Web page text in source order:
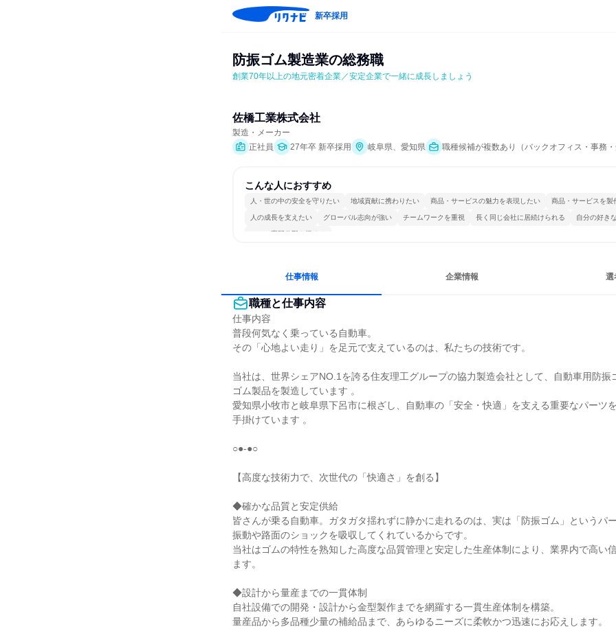
新卒採用
防振ゴム製造業の総務職
創業70年以上の地元密着企業／安定企業で一緒に成長しましょう
佐橋工業株式会社
製造・メーカー
正社員
27年卒 新卒採用 岐阜県、愛知県 職種候補が複数あり（バックオフィス・事務・
こんな人におすすめ
人・世の中の安全を守りたい 地域貢献に携わりたい 商品・サービスの魅力を表現したい 商品・サービスを製
人の成長を支えたい グローバル志向が強い チームワークを重視 長く同じ会社に居続けられる 自分の好き
一つの専門分野を極める
仕事情報 企業情報 選
職種と仕事内容
仕事内容
普段何気なく乗っている自動車。
その「心地よい走り」を足元で支えているのは、私たちの技術です。
当社は、世界シェアNO.1を誇る住友理工グループの協力製造会社として、自動車用防振
ゴム製品を製造しています 。
愛知県小牧市と岐阜県下呂市に根ざし、自動車の「安全・快適」を支える重要なパーツ
手掛けています 。
○●-●○
【高度な技術力で、次世代の「快適さ」を創る】
◆確かな品質と安定供給
皆さんが乗る自動車。ガタガタ揺れずに静かに走れるのは、実は「防振ゴム」というパ
振動や路面のショックを吸収してくれているからです。
当社はゴムの特性を熟知した高度な品質管理と安定した生産体制により、業界内で高い
ます。
◆設計から量産までの一貫体制
自社設備での開発・設計から金型製作までを網羅する一貫生産体制を構築。
量産品から多品種少量の補給品まで、あらゆるニーズに柔軟かつ迅速にお応えします。